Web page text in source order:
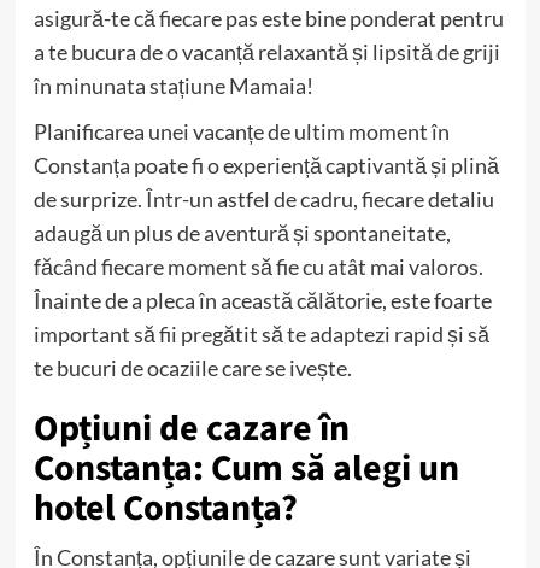
asigură-te că fiecare pas este bine ponderat pentru
a te bucura de o vacanță relaxantă și lipsită de griji
în minunata stațiune Mamaia!
Planificarea unei vacanțe de ultim moment în
Constanța poate fi o experiență captivantă și plină
de surprize. Într-un astfel de cadru, fiecare detaliu
adaugă un plus de aventură și spontaneitate,
făcând fiecare moment să fie cu atât mai valoros.
Înainte de a pleca în această călătorie, este foarte
important să fii pregătit să te adaptezi rapid și să
te bucuri de ocaziile care se ivește.
Opțiuni de cazare în
Constanța: Cum să alegi un
hotel Constanța?
În Constanța, opțiunile de cazare sunt variate și